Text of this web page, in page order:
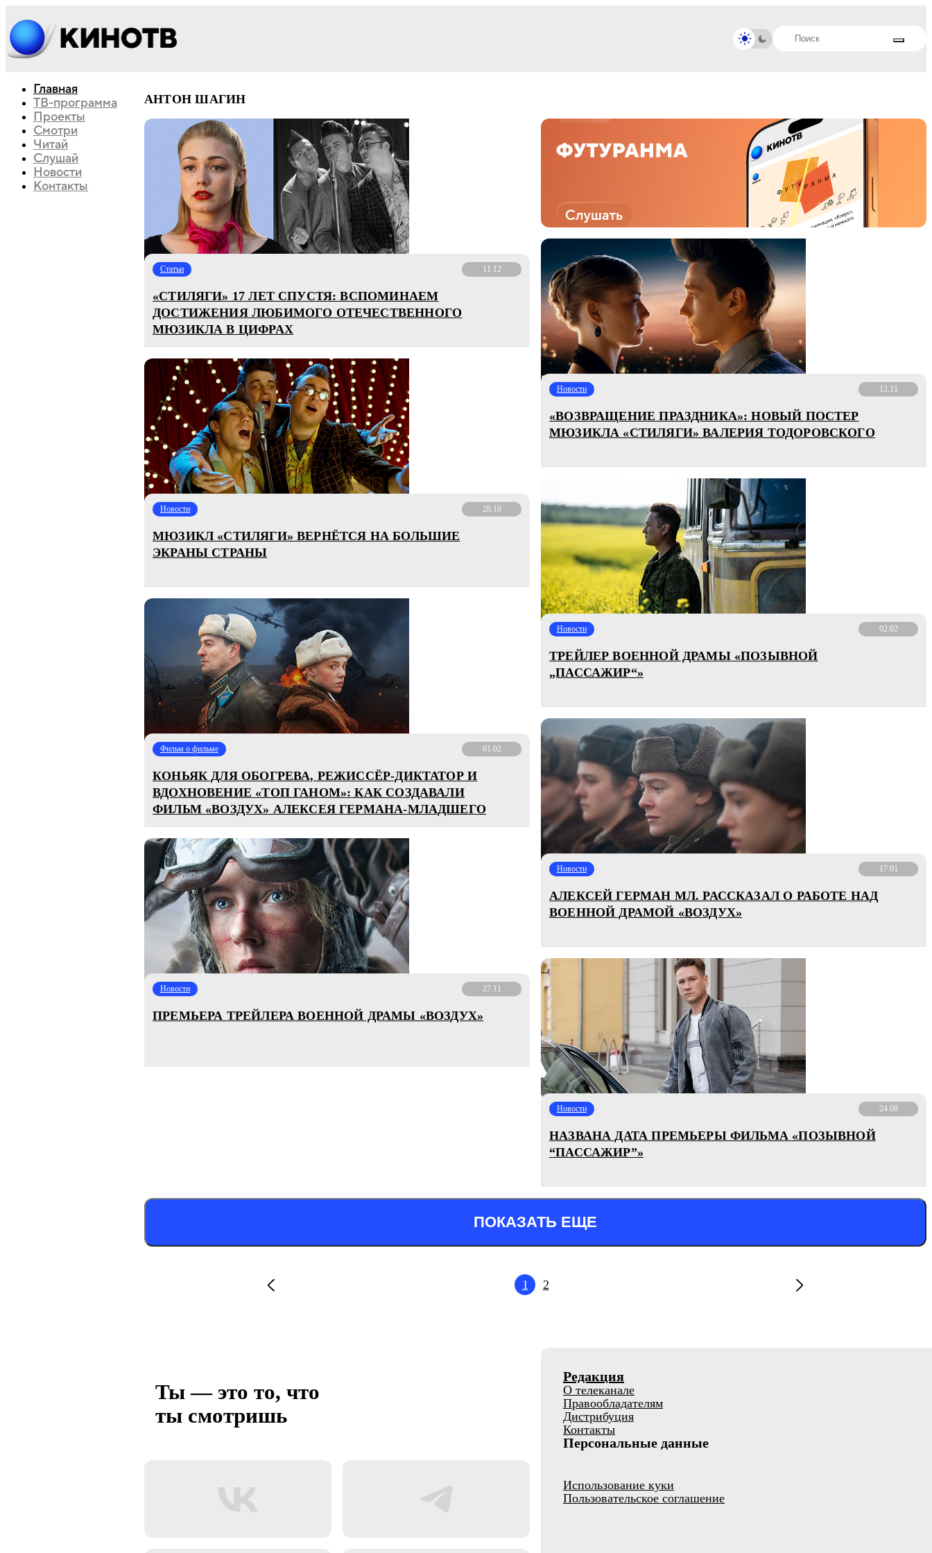
Главная
ТВ-программа
Проекты
Смотри
Читай
Слушай
Новости
Контакты
АНТОН ШАГИН
Статьи 11.12
«СТИЛЯГИ» 17 ЛЕТ СПУСТЯ: ВСПОМИНАЕМ
ДОСТИЖЕНИЯ ЛЮБИМОГО ОТЕЧЕСТВЕННОГО
МЮЗИКЛА В ЦИФРАХ
Новости 12.11
«ВОЗВРАЩЕНИЕ ПРАЗДНИКА»: НОВЫЙ ПОСТЕР
МЮЗИКЛА «СТИЛЯГИ» ВАЛЕРИЯ ТОДОРОВСКОГО
Новости 28.10
МЮЗИКЛ «СТИЛЯГИ» ВЕРНЁТСЯ НА БОЛЬШИЕ
ЭКРАНЫ СТРАНЫ
Новости 02.02
ТРЕЙЛЕР ВОЕННОЙ ДРАМЫ «ПОЗЫВНОЙ
„ПАССАЖИР“»
Фильм о фильме 01.02
КОНЬЯК ДЛЯ ОБОГРЕВА, РЕЖИССЁР-ДИКТАТОР И
ВДОХНОВЕНИЕ «ТОП ГАНОМ»: КАК СОЗДАВАЛИ
ФИЛЬМ «ВОЗДУХ» АЛЕКСЕЯ ГЕРМАНА-МЛАДШЕГО
Новости 17.01
АЛЕКСЕЙ ГЕРМАН МЛ. РАССКАЗАЛ О РАБОТЕ НАД
ВОЕННОЙ ДРАМОЙ «ВОЗДУХ»
Новости 27.11
ПРЕМЬЕРА ТРЕЙЛЕРА ВОЕННОЙ ДРАМЫ «ВОЗДУХ»
Новости 24.08
НАЗВАНА ДАТА ПРЕМЬЕРЫ ФИЛЬМА «ПОЗЫВНОЙ
“ПАССАЖИР”»
ПОКАЗАТЬ ЕЩЕ
1 2
Ты — это то, что
ты смотришь
Редакция
О телеканале
Правообладателям
Дистрибуция
Контакты
Персональные данные
Использование куки
Пользовательское соглашение